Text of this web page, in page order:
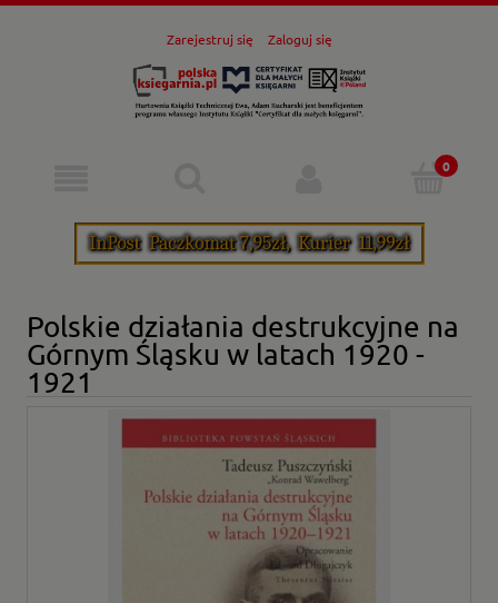
Zarejestruj się Zaloguj się
Polskie działania destrukcyjne na
Górnym Śląsku w latach 1920 -
1921